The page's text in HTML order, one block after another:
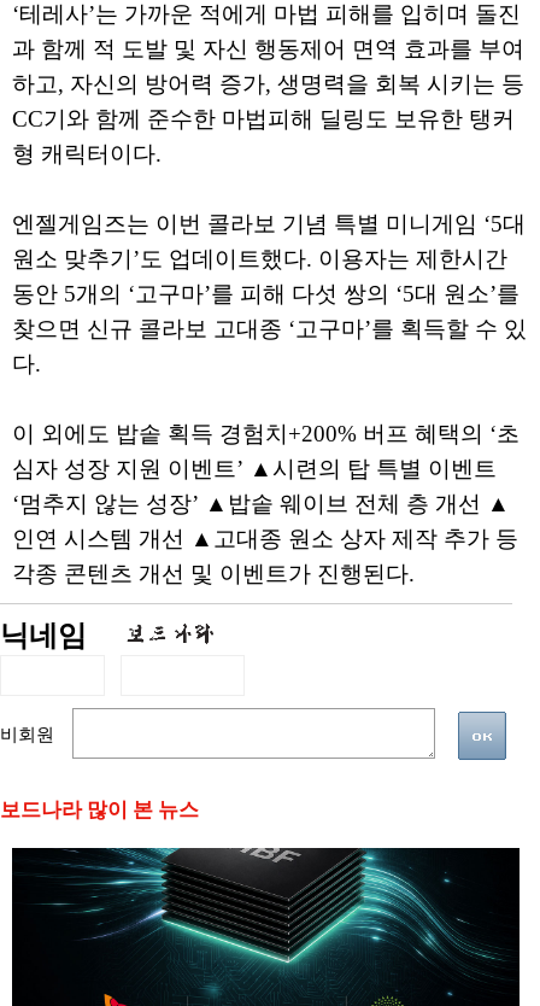
‘테레사’는 가까운 적에게 마법 피해를 입히며 돌진
과 함께 적 도발 및 자신 행동제어 면역 효과를 부여
하고, 자신의 방어력 증가, 생명력을 회복 시키는 등
CC기와 함께 준수한 마법피해 딜링도 보유한 탱커
형 캐릭터이다.
엔젤게임즈는 이번 콜라보 기념 특별 미니게임 ‘5대
원소 맞추기’도 업데이트했다. 이용자는 제한시간
동안 5개의 ‘고구마’를 피해 다섯 쌍의 ‘5대 원소’를
찾으면 신규 콜라보 고대종 ‘고구마’를 획득할 수 있
다.
이 외에도 밥솥 획득 경험치+200% 버프 혜택의 ‘초
심자 성장 지원 이벤트’ ▲시련의 탑 특별 이벤트
‘멈추지 않는 성장’ ▲밥솥 웨이브 전체 층 개선 ▲
인연 시스템 개선 ▲고대종 원소 상자 제작 추가 등
각종 콘텐츠 개선 및 이벤트가 진행된다.
닉네임
비회원
보드나라 많이 본 뉴스